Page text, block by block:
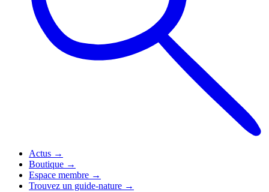
Actus →
Boutique →
Espace membre →
Trouvez un guide-nature →